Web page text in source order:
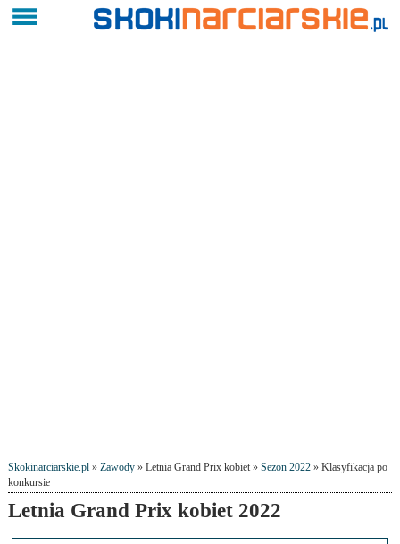
Skokinarciarskie.pl» Zawody» Letnia Grand Prix kobiet » Sezon 2022» Klasyfikacja po
konkursie
Letnia Grand Prix kobiet 2022